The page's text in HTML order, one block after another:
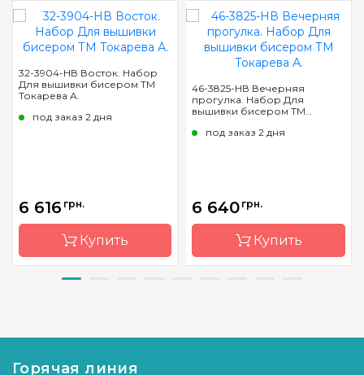
32-3904-НВ Восток. Набор
Для вышивки бисером ТМ
Токарева А.
под заказ 2 дня
6 616 грн.
Купить
производитель
46-3825-НВ Вечерняя
прогулка. Набор Для
вышивки бисером ТМ
под заказ 2 дня
6 640 грн.
Купить
Горячая линия